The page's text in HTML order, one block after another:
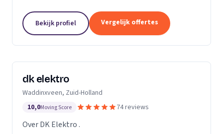
benodigde diploma's en certificeringen, sta ik klaar
om u...
Bekijk profiel Vergelijk offertes
dk elektro
Waddinxveen, Zuid-Holland
10,0Moving Score 74 reviews
Over DK Elektro .